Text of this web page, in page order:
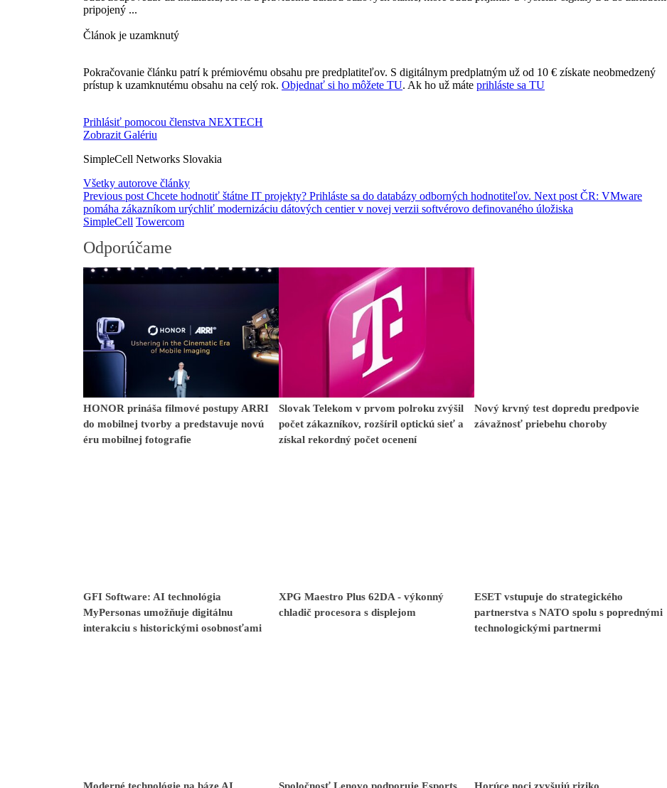
pripojený ...
Článok je uzamknutý
Pokračovanie článku patrí k prémiovému obsahu pre predplatiteľov. S digitálnym predplatným už od 10 € získate neobmedzený
prístup k uzamknutému obsahu na celý rok. Objednať si ho môžete TU. Ak ho už máte prihláste sa TU
Prihlásiť pomocou členstva NEXTECH
Zobrazit Galériu
SimpleCell Networks Slovakia
Všetky autorove články
Previous post Chcete hodnotiť štátne IT projekty? Prihláste sa do databázy odborných hodnotiteľov. Next post ČR: VMware
pomáha zákazníkom urýchliť modernizáciu dátových centier v novej verzii softvérovo definovaného úložiska
SimpleCell Towercom
Odporúčame
HONOR prináša filmové postupy ARRI
do mobilnej tvorby a predstavuje novú
éru mobilnej fotografie
Slovak Telekom v prvom polroku zvýšil
počet zákazníkov, rozšíril optickú sieť a
získal rekordný počet ocenení
Nový krvný test dopredu predpovie
závažnosť priebehu choroby
GFI Software: AI technológia
MyPersonas umožňuje digitálnu
interakciu s historickými osobnosťami
XPG Maestro Plus 62DA - výkonný
chladič procesora s displejom
ESET vstupuje do strategického
partnerstva s NATO spolu s poprednými
technologickými partnermi
Moderné technológie na báze AI Spoločnosť Lenovo podporuje Esports Horúce noci zvyšujú riziko